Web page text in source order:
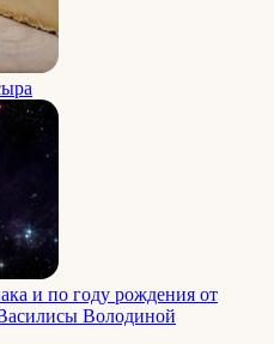
и по году рождения от
Володиной